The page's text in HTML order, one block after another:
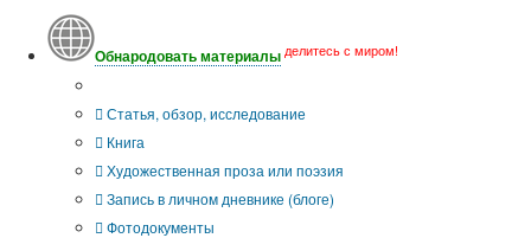
Обнародовать материалы делитесь с миром!
Статья, обзор, исследование
Книга
Художественная проза или поэзия
Запись в личном дневнике (блоге)
Фотодокументы